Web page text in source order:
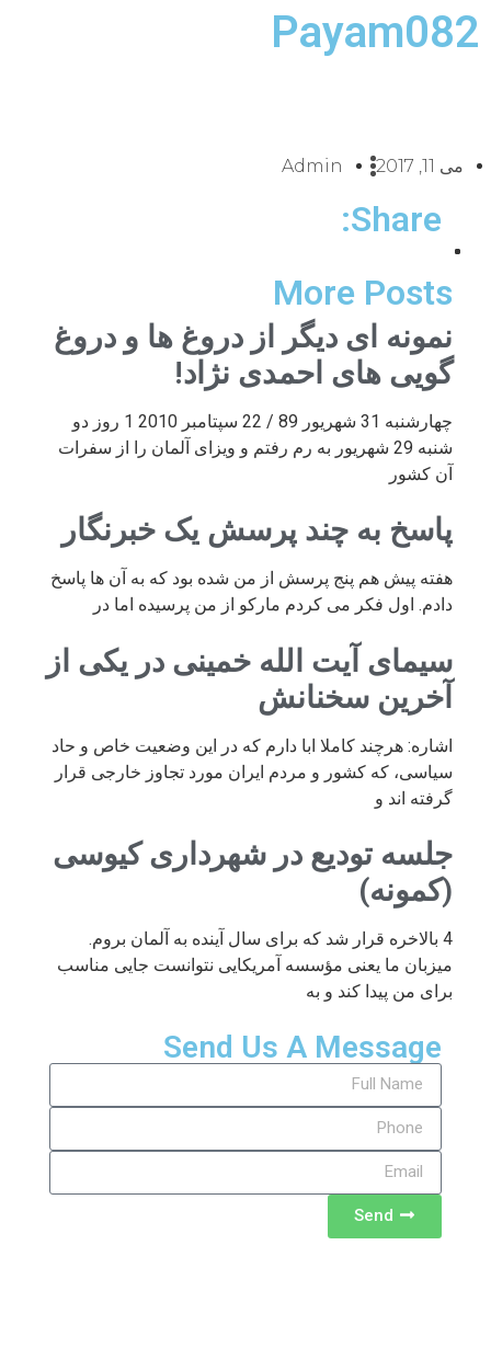
Payam082
می 11, 2017 Admin
Share:
More Posts
نمونه ای دیگر از دروغ ها و دروغ
گویی های احمدی نژاد!
چهارشنبه 31 شهریور 89 / 22 سپتامبر 2010 1 روز دو
شنبه 29 شهریور به رم رفتم و ویزای آلمان را از سفرات
آن کشور
پاسخ به چند پرسش یک خبرنگار
هفته پیش هم پنج پرسش از من شده بود که به آن ها پاسخ
دادم. اول فکر می کردم مارکو از من پرسیده اما در
سیمای آیت الله خمینی در یکی از
آخرین سخنانش
اشاره: هرچند کاملا ابا دارم که در این وضعیت خاص و حاد
سیاسی، که کشور و مردم ایران مورد تجاوز خارجی قرار
گرفته اند و
جلسه تودیع در شهرداری کیوسی
(کمونه)
4 بالاخره قرار شد که برای سال آینده به آلمان بروم.
میزبان ما یعنی مؤسسه آمریکایی نتوانست جایی مناسب
برای من پیدا کند و به
Send Us A Message
Send